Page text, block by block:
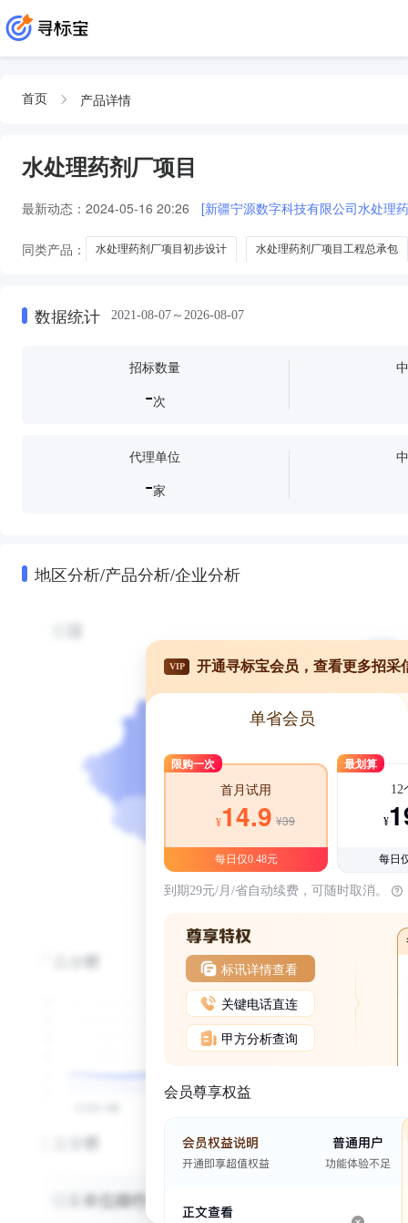
首页 产品详情
水处理药剂厂项目
最新动态： 2024-05-16 20:26 [新疆宁源数字科技有限公司水处理
同类产品： 水处理药剂厂项目初步设计 水处理药剂厂项目工程总承包
数据统计 2021-08-07～2026-08-07
招标数量
-次
代理单位
-家
地区分析/产品分析/企业分析
VIP 开通寻标宝会员，查看更多招采
单省会员
限购一次
首月试用
¥14.9 ¥39
每日仅0.48元
最划算
12
¥
每日
到期29元/月/省自动续费，可随时取消。
标讯详情查看
关键电话直连
甲方分析查询
会员尊享权益